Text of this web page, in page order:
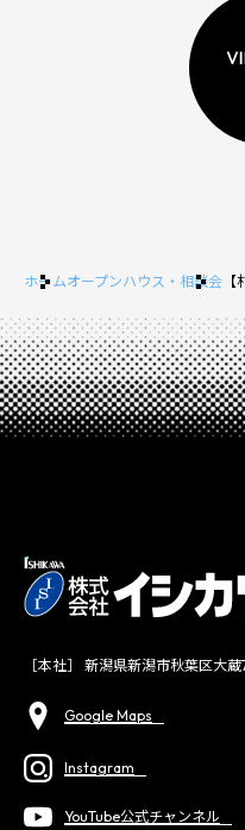
ホームオープンハウス・相談会
［本社］ 新潟県新潟市秋葉区大蔵
Google Maps
Instagram
YouTube公式チャンネル